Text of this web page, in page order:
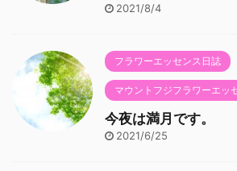
2021/8/4
フラワーエッセンス日誌
マウントフジフラワーエッ
今夜は満月です。
2021/6/25